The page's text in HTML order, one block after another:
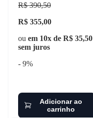
R$ 390,50
R$ 355,00
ou em 10x de R$ 35,50
sem juros
- 9%
Adicionar ao
carrinho